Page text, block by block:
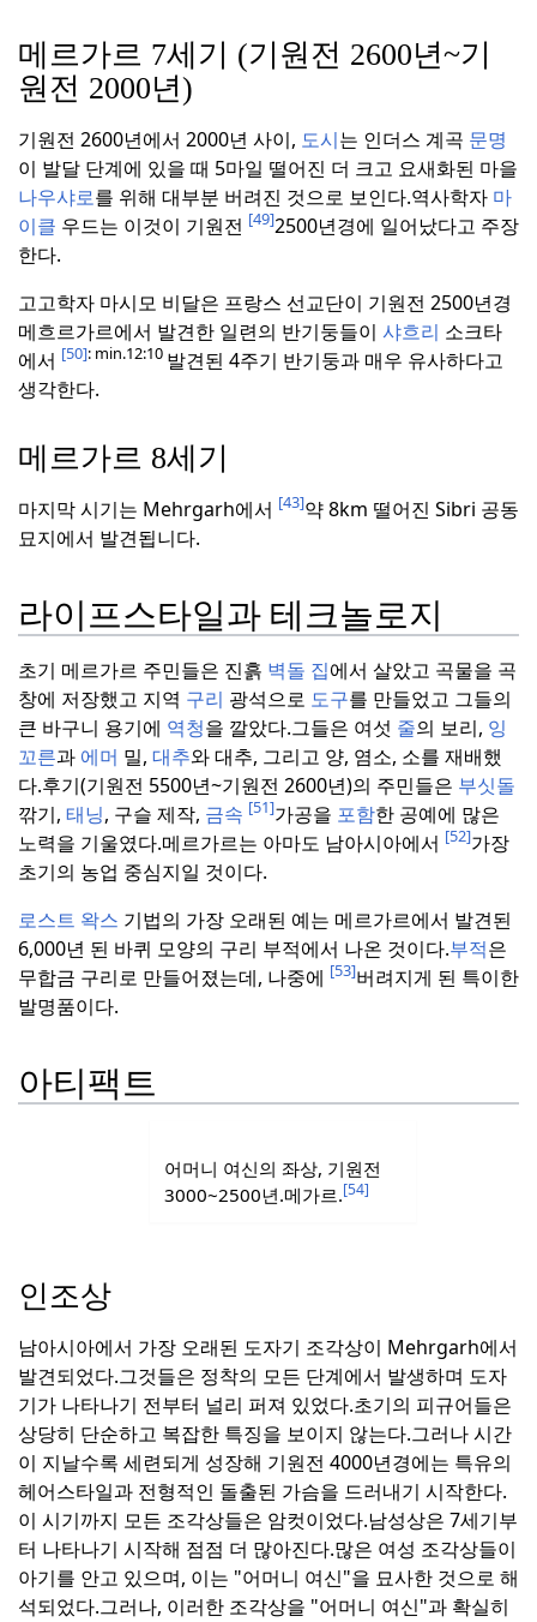
메르가르 7세기 (기원전 2600년~기
원전 2000년)
기원전 2600년에서 2000년 사이, 도시는 인더스 계곡 문명
이 발달 단계에 있을 때 5마일 떨어진 더 크고 요새화된 마을
나우샤로를 위해 대부분 버려진 것으로 보인다.역사학자 마
이클 우드는 이것이 기원전 [49]2500년경에 일어났다고 주장
한다.
고고학자 마시모 비달은 프랑스 선교단이 기원전 2500년경
메흐르가르에서 발견한 일련의 반기둥들이 샤흐리 소크타
에서 [50]: min.12:10 발견된 4주기 반기둥과 매우 유사하다고
생각한다.
메르가르 8세기
마지막 시기는 Mehrgarh에서 [43]약 8km 떨어진 Sibri 공동
묘지에서 발견됩니다.
라이프스타일과 테크놀로지
초기 메르가르 주민들은 진흙 벽돌 집에서 살았고 곡물을 곡
창에 저장했고 지역 구리 광석으로 도구를 만들었고 그들의
큰 바구니 용기에 역청을 깔았다.그들은 여섯 줄의 보리, 잉
꼬른과 에머 밀, 대추와 대추, 그리고 양, 염소, 소를 재배했
다.후기(기원전 5500년~기원전 2600년)의 주민들은 부싯돌
깎기, 태닝, 구슬 제작, 금속 [51]가공을 포함한 공예에 많은
노력을 기울였다.메르가르는 아마도 남아시아에서 [52]가장
초기의 농업 중심지일 것이다.
로스트 왁스 기법의 가장 오래된 예는 메르가르에서 발견된
6,000년 된 바퀴 모양의 구리 부적에서 나온 것이다.부적은
무합금 구리로 만들어졌는데, 나중에 [53]버려지게 된 특이한
발명품이다.
아티팩트
어머니 여신의 좌상, 기원전
3000~2500년.메가르.[54]
인조상
남아시아에서 가장 오래된 도자기 조각상이 Mehrgarh에서
발견되었다.그것들은 정착의 모든 단계에서 발생하며 도자
기가 나타나기 전부터 널리 퍼져 있었다.초기의 피규어들은
상당히 단순하고 복잡한 특징을 보이지 않는다.그러나 시간
이 지날수록 세련되게 성장해 기원전 4000년경에는 특유의
헤어스타일과 전형적인 돌출된 가슴을 드러내기 시작한다.
이 시기까지 모든 조각상들은 암컷이었다.남성상은 7세기부
터 나타나기 시작해 점점 더 많아진다.많은 여성 조각상들이
아기를 안고 있으며, 이는 "어머니 여신"을 묘사한 것으로 해
석되었다.그러나, 이러한 조각상을 "어머니 여신"과 확실히